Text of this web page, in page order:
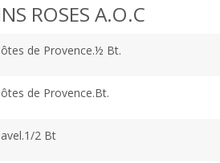
ROSES A.O.C
de Provence.½ Bt.
de Provence.Bt.
2 Bt